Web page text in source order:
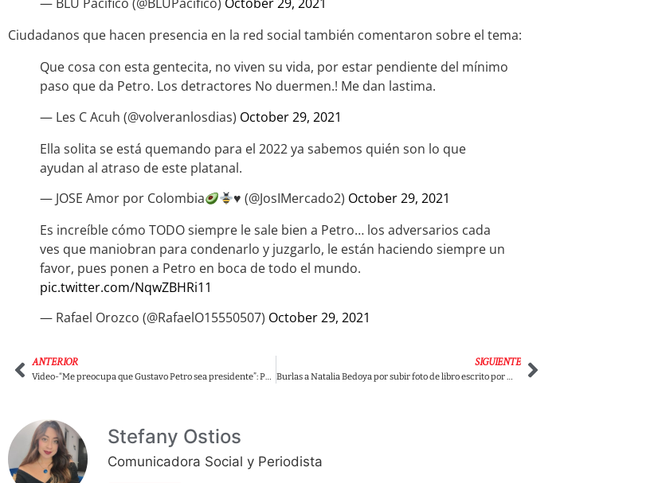
Ciudadanos que hacen presencia en la red social también comentaron sobre el tema:
Que cosa con esta gentecita, no viven su vida, por estar pendiente del mínimo
paso que da Petro. Los detractores No duermen.! Me dan lastima.
— Les C Acuh (@volveranlosdias) October 29, 2021
Ella solita se está quemando para el 2022 ya sabemos quién son lo que
ayudan al atraso de este platanal.
— JOSE Amor por Colombia
♥️ (@JosIMercado2) October 29, 2021
Es increíble cómo TODO siempre le sale bien a Petro… los adversarios cada
ves que maniobran para condenarlo y juzgarlo, le están haciendo siempre un
favor, pues ponen a Petro en boca de todo el mundo.
pic.twitter.com/NqwZBHRi11
— Rafael Orozco (@RafaelO15550507) October 29, 2021
ANTERIOR
Video-“Me preocupa que Gustavo Petro sea presidente”: Peñalosa angustiado con solo pensarlo
SIGUIENTE
Burlas a Natalia Bedoya por subir foto de libro escrito por Macías con autógrafo del senador
Stefany Ostios
Comunicadora Social y Periodista